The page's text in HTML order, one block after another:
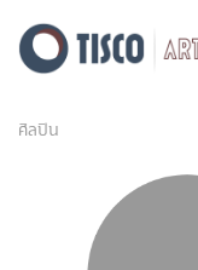
ศิลปิน